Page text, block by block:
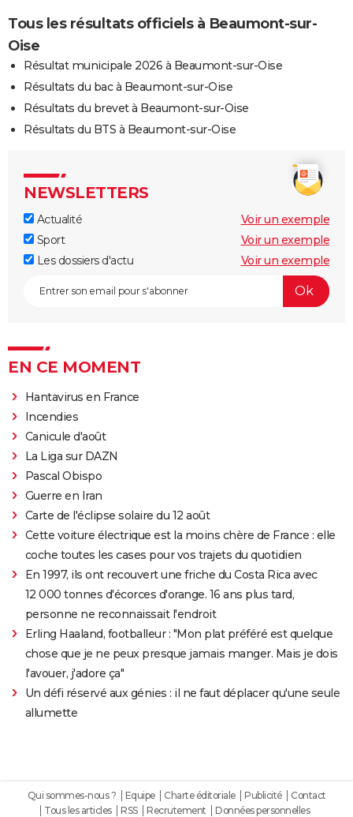
Tous les résultats officiels à Beaumont-sur-
Oise
Résultat municipale 2026 à Beaumont-sur-Oise
Résultats du bac à Beaumont-sur-Oise
Résultats du brevet à Beaumont-sur-Oise
Résultats du BTS à Beaumont-sur-Oise
NEWSLETTERS
Actualité
Voir un exemple
Sport
Voir un exemple
Les dossiers d'actu
Voir un exemple
EN CE MOMENT
Hantavirus en France
Incendies
Canicule d'août
La Liga sur DAZN
Pascal Obispo
Guerre en Iran
Carte de l'éclipse solaire du 12 août
Cette voiture électrique est la moins chère de France : elle
coche toutes les cases pour vos trajets du quotidien
En 1997, ils ont recouvert une friche du Costa Rica avec
12 000 tonnes d'écorces d'orange. 16 ans plus tard,
personne ne reconnaissait l'endroit
Erling Haaland, footballeur : "Mon plat préféré est quelque
chose que je ne peux presque jamais manger. Mais je dois
l'avouer, j'adore ça"
Un défi réservé aux génies : il ne faut déplacer qu'une seule
allumette
Qui sommes-nous ? Equipe Charte éditoriale Publicité
Contact
Tous les articles
RSS Recrutement Données personnelles